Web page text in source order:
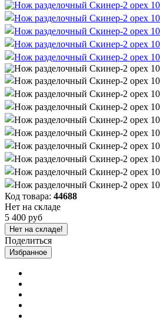
Код товара: 44688
Нет на складе
5 400 руб
Нет на складе!
Поделиться
Избранное